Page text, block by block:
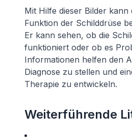
Mit Hilfe dieser Bilder kann
Funktion der Schilddrüse
Er kann sehen, ob die
funktioniert oder ob es
Informationen helfen den
Diagnose zu stellen und
Therapie zu entwickeln.
Weiterführende